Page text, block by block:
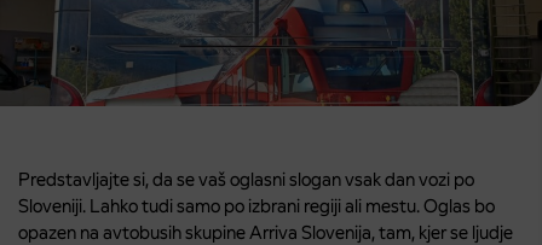
Predstavljajte si, da se vaš oglasni slogan vsak dan vozi po
Sloveniji. Lahko tudi samo po izbrani regiji ali mestu. Oglas bo
opazen na avtobusih skupine Arriva Slovenija, tam, kjer se ljudje